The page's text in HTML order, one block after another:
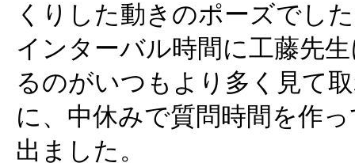
くりした動きのポーズでし
インターバル時間に工藤先
るのがいつもより多く見て
に、中休みで質問時間を作
出ました。